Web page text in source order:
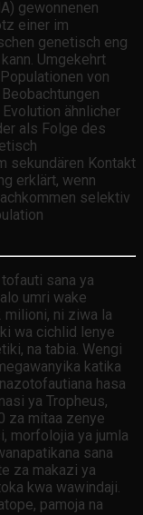
gewonnenen
einer im
genetisch eng
Umgekehrt
von
ähnlicher
als Folge des
sekundären Kontakt
erklärt, wenn
selektiv
sana ya
umri wake
milioni, ni ziwa la
wa cichlid lenye
na tabia. Wengi
katika
hasa
ya Tropheus,
za mitaa zenye
morfolojia ya jumla
sana
za makazi ya
kwa wawindaji.
pamoja na